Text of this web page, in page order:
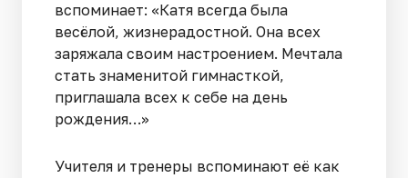
вспоминает: «Катя всегда была
весёлой, жизнерадостной. Она всех
заряжала своим настроением. Мечтала
стать знаменитой гимнасткой,
приглашала всех к себе на день
рождения…»
Учителя и тренеры вспоминают её как